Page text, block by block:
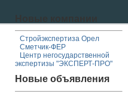
Стройэкспертиза Орел
Сметчик-ФЕР
Центр негосударственной
экспертизы "ЭКСПЕРТ-ПРО"
Новые объявления